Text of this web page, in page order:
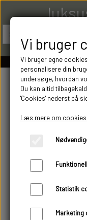
Vi bruger
Vi bruger egne
personalisere din
undersøge, hvordan
Du kan altid
'Cookies' nederst på
Læs mere om
Statistik
Marketing